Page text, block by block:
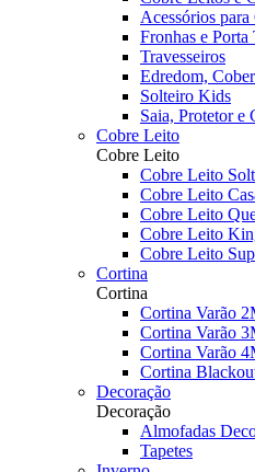
Acessórios para
Fronhas e Porta
Travesseiros
Edredom,
Solteiro Kids
Saia, Protetor e
Cobre Leito
Cobre Leito
Cobre Leito
Cobre Leito
Cobre Leito
Cobre Leito
Cobre Leito
Cortina
Cortina
Cortina Varão
Cortina Varão
Cortina Varão
Cortina
Decoração
Decoração
Almofadas
Tapetes